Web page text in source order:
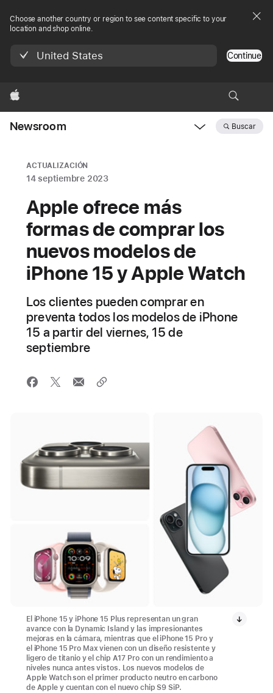
Choose another country or region to see content specific to your
location and shop online.
United States Continue
Apple
Newsroom Buscar
ACTUALIZACIÓN
14 septiembre 2023
Apple ofrece más
formas de comprar los
nuevos modelos de
iPhone 15 y Apple Watch
Los clientes pueden comprar en
preventa todos los modelos de iPhone
15 a partir del viernes, 15 de
septiembre
El iPhone 15 y iPhone 15 Plus representan un gran
avance con la Dynamic Island y las impresionantes
mejoras en la cámara, mientras que el iPhone 15 Pro y
el iPhone 15 Pro Max vienen con un diseño resistente y
ligero de titanio y el chip A17 Pro con un rendimiento a
niveles nunca antes vistos. Los nuevos modelos de
Apple Watch son el primer producto neutro en carbono
de Apple y cuentan con el nuevo chip S9 SiP.